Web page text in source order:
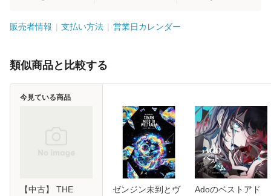
販売者情報 支払い方法 営業日カレンダー
類似商品と比較する
【中古】 THE
今見ている商品
ゼンジン未到とヴ
Adoのベストアド